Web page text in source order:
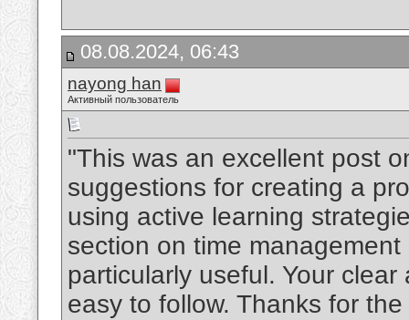
08.08.2024, 06:43
nayong han
Активный пользователь
"This was an excellent post
suggestions for creating a
using active learning
section on time
particularly useful. Your
easy to follow. Thanks for